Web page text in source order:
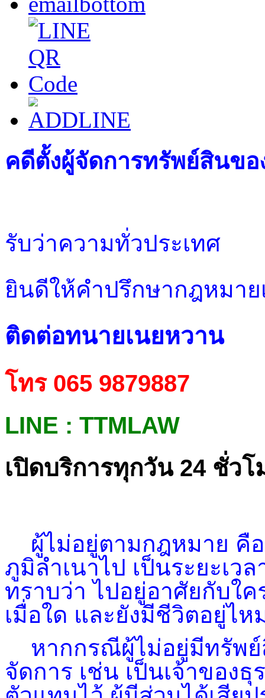
คดีตั้งผู้จัดการทรัพย์สินขอ
รับว่าความทั่วประเทศ
ยินดีให้คำปรึกษากฎหมาย
ติดต่อทนายเนยหวาน
โทร 065 9879887
LINE : TTMLAW
เปิดบริการทุกวัน 24 ชั่วโ
ผู้ไม่อยู่ตามกฎหมาย คื
ภูมิลำเนาไป เป็นระยะเว
ทราบว่า ไปอยู่อาศัยกับใ
เมื่อใด และยังมีชีวิตอยู่ไห
หากกรณีผู้ไม่อยู่มีทรัพย์
จัดการ เช่น เป็นเจ้าของ